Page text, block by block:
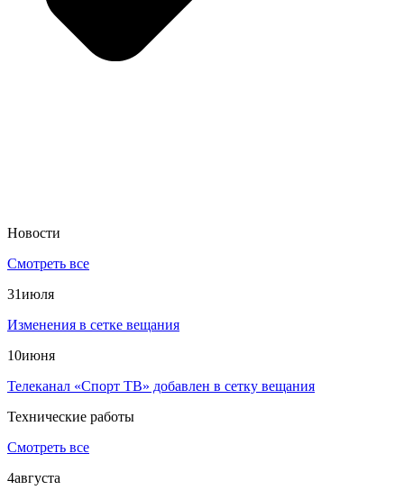
Новости
Смотреть все
31июля
Изменения в сетке вещания
10июня
Телеканал «Спорт ТВ» добавлен в сетку вещания
Технические работы
Смотреть все
4августа